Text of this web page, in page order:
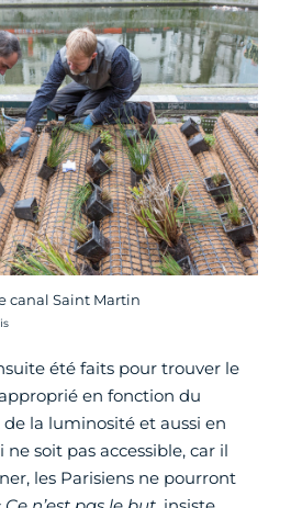
canal Saint Martin
été faits pour trouver le
en fonction du
la luminosité et aussi en
soit pas accessible, car il
les Parisiens ne pourront